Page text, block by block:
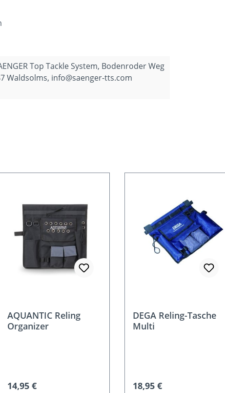
Top Tackle System, Bodenroder Weg
Waldsolms, info@saenger-tts.com
AQUANTIC Reling
Organizer
Regulärer Preis:
14,95 €
DEGA Reling-Tasche
Multi
Regulärer Preis:
18,95 €